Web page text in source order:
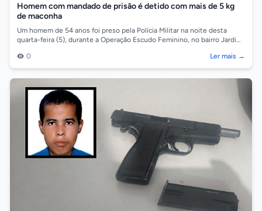
Homem com mandado de prisão é detido com mais de 5 kg
de maconha
Um homem de 54 anos foi preso pela Polícia Militar na noite desta
quarta-feira (5), durante a Operação Escudo Feminino, no bairro Jardim
0
Ler mais →